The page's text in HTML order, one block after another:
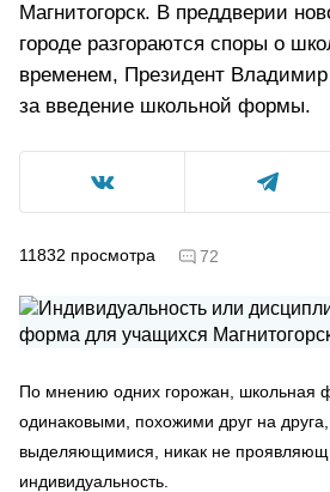
Магнитогорск. В преддверии
городе разгораются споры о
временем, Президент
за введение школьной формы.
11832 просмотра 72
По мнению одних горожан, школьная
одинаковыми, похожими друг на
выделяющимися, никак не
индивидуальность.